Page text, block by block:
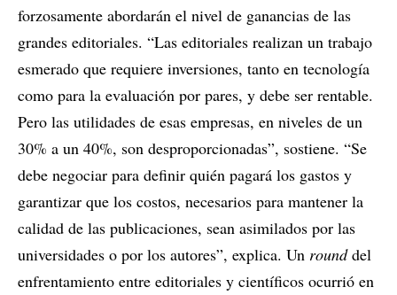
forzosamente abordarán el nivel de ganancias de las
grandes editoriales. “Las editoriales realizan un trabajo
esmerado que requiere inversiones, tanto en tecnología
como para la evaluación por pares, y debe ser rentable.
Pero las utilidades de esas empresas, en niveles de un
30% a un 40%, son desproporcionadas”, sostiene. “Se
debe negociar para definir quién pagará los gastos y
garantizar que los costos, necesarios para mantener la
calidad de las publicaciones, sean asimilados por las
universidades o por los autores”, explica. Un rounddel
enfrentamiento entre editoriales y científicos ocurrió en